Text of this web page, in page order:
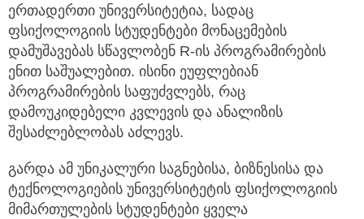
ერთადერთი უნივერსიტეტია, სადაც
ფსიქოლოგიის სტუდენტები მონაცემების
დამუშავებას სწავლობენ R-ის პროგრამირების
ენით საშუალებით. ისინი ეუფლებიან
პროგრამირების საფუძვლებს, რაც
დამოუკიდებელი კვლევის და ანალიზის
შესაძლებლობას აძლევს.
გარდა ამ უნიკალური საგნებისა, ბიზნესისა და
ტექნოლოგიების უნივერსიტეტის ფსიქოლოგიის
მიმართულების სტუდენტები ყველა